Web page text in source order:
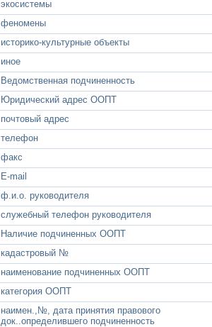
экосистемы
феномены
историко-культурные объекты
иное
Ведомственная подчиненность
Юридический адрес ООПТ
почтовый адрес
телефон
факс
Е-mail
ф.и.о. руководителя
служебный телефон руководителя
Наличие подчиненных ООПТ
кадастровый №
наименование подчиненных ООПТ
категория ООПТ
наимен.,№, дата принятия правового
док..определившего подчиненность